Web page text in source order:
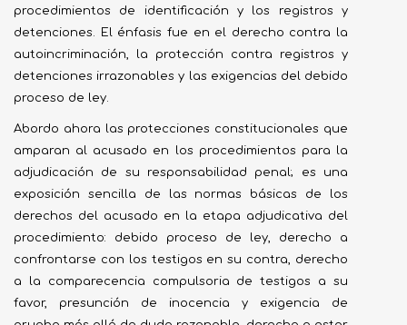
procedimientos de identificación y los registros y
detenciones. El énfasis fue en el derecho contra la
autoincriminación, la protección contra registros y
detenciones irrazonables y las exigencias del debido
proceso de ley.
Abordo ahora las protecciones constitucionales que
amparan al acusado en los procedimientos para la
adjudicación de su responsabilidad penal; es una
exposición sencilla de las normas básicas de los
derechos del acusado en la etapa adjudicativa del
procedimiento: debido proceso de ley, derecho a
confrontarse con los testigos en su contra, derecho
a la comparecencia compulsoria de testigos a su
favor, presunción de inocencia y exigencia de